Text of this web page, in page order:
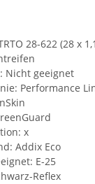
28-622 (28 x
Nicht geeignet
Performance
x
Addix Eco
E-25
Reflex